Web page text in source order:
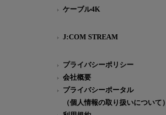
ケーブル4K
J:COM STREAM
プライバシーポリシー
会社概要
プライバシーポータル
（個人情報の取り扱いについて）